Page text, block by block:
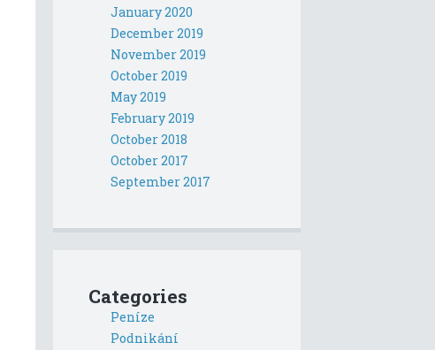
January 2020
December 2019
November 2019
October 2019
May 2019
February 2019
October 2018
October 2017
September 2017
Categories
Peníze
Podnikání